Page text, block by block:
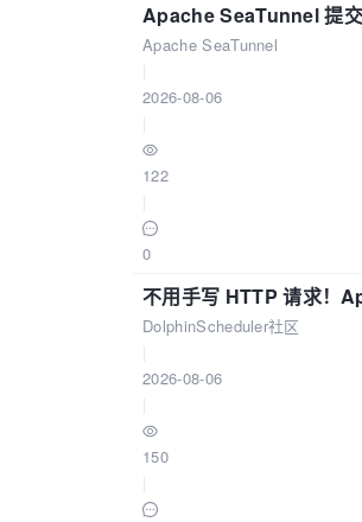
Apache SeaTunnel 提交
Apache SeaTunnel
2026-08-06
122
0
不用手写 HTTP 请求！
DolphinScheduler社区
2026-08-06
150